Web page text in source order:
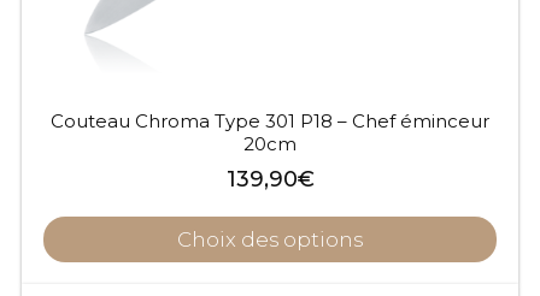
Couteau Chroma Type 301 P18 – Chef éminceur
20cm
139,90€
Choix des options